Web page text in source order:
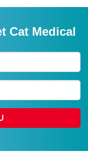
Cat Medical